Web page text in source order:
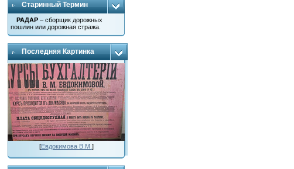
Старинный Термин
РАДАР – сборщик дорожных
пошлин или дорожная стража.
Последняя Картинка
[Евдокимова В.М. ]